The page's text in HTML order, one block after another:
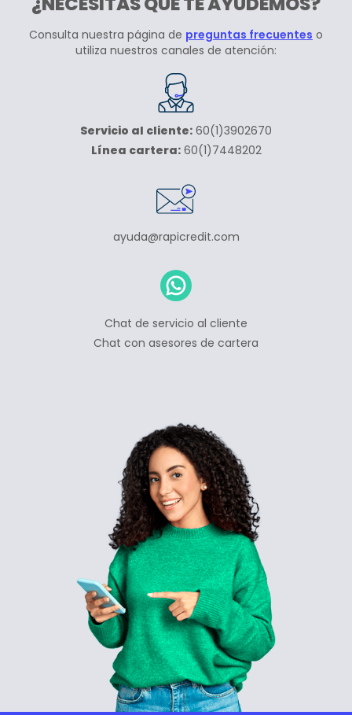
Consulta nuestra página de preguntas frecuentes o
utiliza nuestros canales de atención:
Servicio al cliente: 60(1)3902670
Línea cartera: 60(1)7448202
ayuda@rapicredit.com
Chat de servicio al cliente
Chat con asesores de cartera